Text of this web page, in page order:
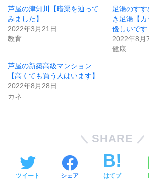
芦屋の津知川【暗渠を辿って
みました】
2022年3月21日
教育
足湯のす
き足湯【
優しいです
2022年8月
健康
芦屋の新築高級マンション
【高くても買う人はいます】
2022年8月28日
カネ
SHARE
ツイート シェア はてブ